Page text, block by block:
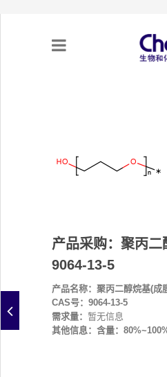
项目合作
采购流程
不可靠实体清单（UEL）
产品采购：聚丙二
9064-13-5
产品名称：聚丙二醇烷基(成
CAS号：9064-13-5
需求量： 暂无信息
其他信息：含量：